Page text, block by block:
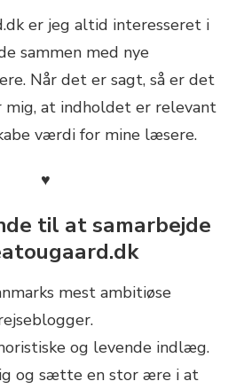
er jeg altid interesseret i
sammen med nye
Når det er sagt, så er det
at indholdet er relevant
værdi for mine læsere.
♥
til at samarbejde
mest ambitiøse
og levende indlæg.
og sætte en stor ære i at